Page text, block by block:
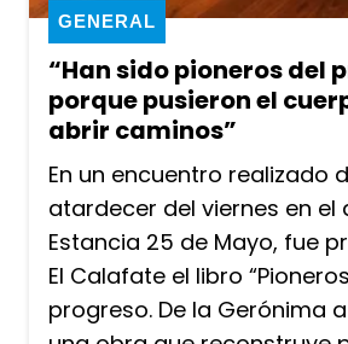
“Han sido pioneros del
porque pusieron el
abrir caminos”
GENERAL
En un encuentro realizado
atardecer del viernes en el
Estancia 25 de Mayo, fue
El Calafate el libro
progreso. De la Gerónima a